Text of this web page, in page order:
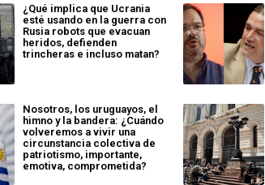
¿Qué implica que Ucrania
esté usando en la guerra con
Rusia robots que evacuan
heridos, defienden
trincheras e incluso matan?
Nosotros, los uruguayos, el
himno y la bandera: ¿Cuándo
volveremos a vivir una
circunstancia colectiva de
patriotismo, importante,
emotiva, comprometida?